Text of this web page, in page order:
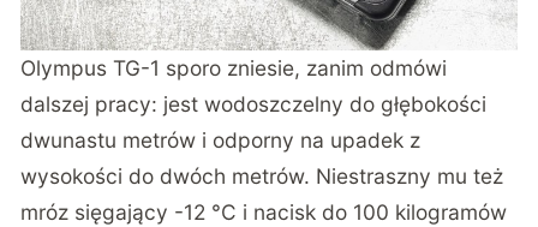
Olympus TG-1 sporo zniesie, zanim odmówi
dalszej pracy: jest wodoszczelny do głębokości
dwunastu metrów i odporny na upadek z
wysokości do dwóch metrów. Niestraszny mu też
mróz sięgający -12 °C i nacisk do 100 kilogramów